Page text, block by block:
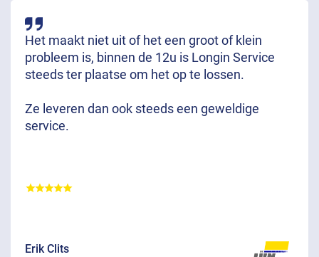
Het maakt niet uit of het een groot of klein
probleem is, binnen de 12u is Longin Service
steeds ter plaatse om het op te lossen.
Ze leveren dan ook steeds een geweldige
service.
Erik Clits